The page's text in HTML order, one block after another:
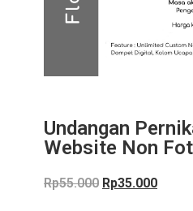
Undangan
Website Non
Rp55.000 Rp35.000